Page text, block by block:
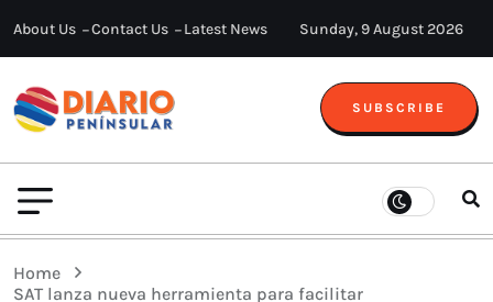
About Us Contact Us Latest News Sunday, 9 August 2026
SUBSCRIBE
Home
SAT lanza nueva herramienta para facilitar